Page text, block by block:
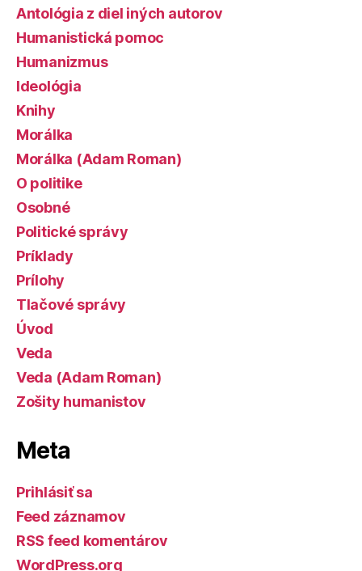
Antológia z diel iných autorov
Humanistická pomoc
Humanizmus
Ideológia
Knihy
Morálka
Morálka (Adam Roman)
O politike
Osobné
Politické správy
Príklady
Prílohy
Tlačové správy
Úvod
Veda
Veda (Adam Roman)
Zošity humanistov
Meta
Prihlásiť sa
Feed záznamov
RSS feed komentárov
WordPress.org